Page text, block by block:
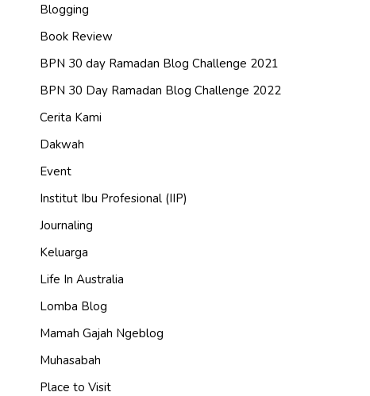
Blogging
Book Review
BPN 30 day Ramadan Blog Challenge 2021
BPN 30 Day Ramadan Blog Challenge 2022
Cerita Kami
Dakwah
Event
Institut Ibu Profesional (IIP)
Journaling
Keluarga
Life In Australia
Lomba Blog
Mamah Gajah Ngeblog
Muhasabah
Place to Visit